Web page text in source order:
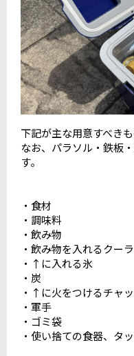
下記が主な用意すべきも
なお、パラソル・鉄板
す。
・食材
・調味料
・飲み物
・飲み物を入れるクー
・↑に入れる氷
・炭
・↑に火をつけるチャ
・軍手
・ゴミ袋
・使い捨ての食器、タ